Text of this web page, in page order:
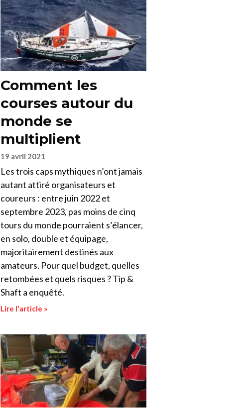
Comment les
courses autour du
monde se
multiplient
19 avril 2021
Les trois caps mythiques n’ont jamais
autant attiré organisateurs et
coureurs : entre juin 2022 et
septembre 2023, pas moins de cinq
tours du monde pourraient s’élancer,
en solo, double et équipage,
majoritairement destinés aux
amateurs. Pour quel budget, quelles
retombées et quels risques ? Tip &
Shaft a enquêté.
Lire l'article »